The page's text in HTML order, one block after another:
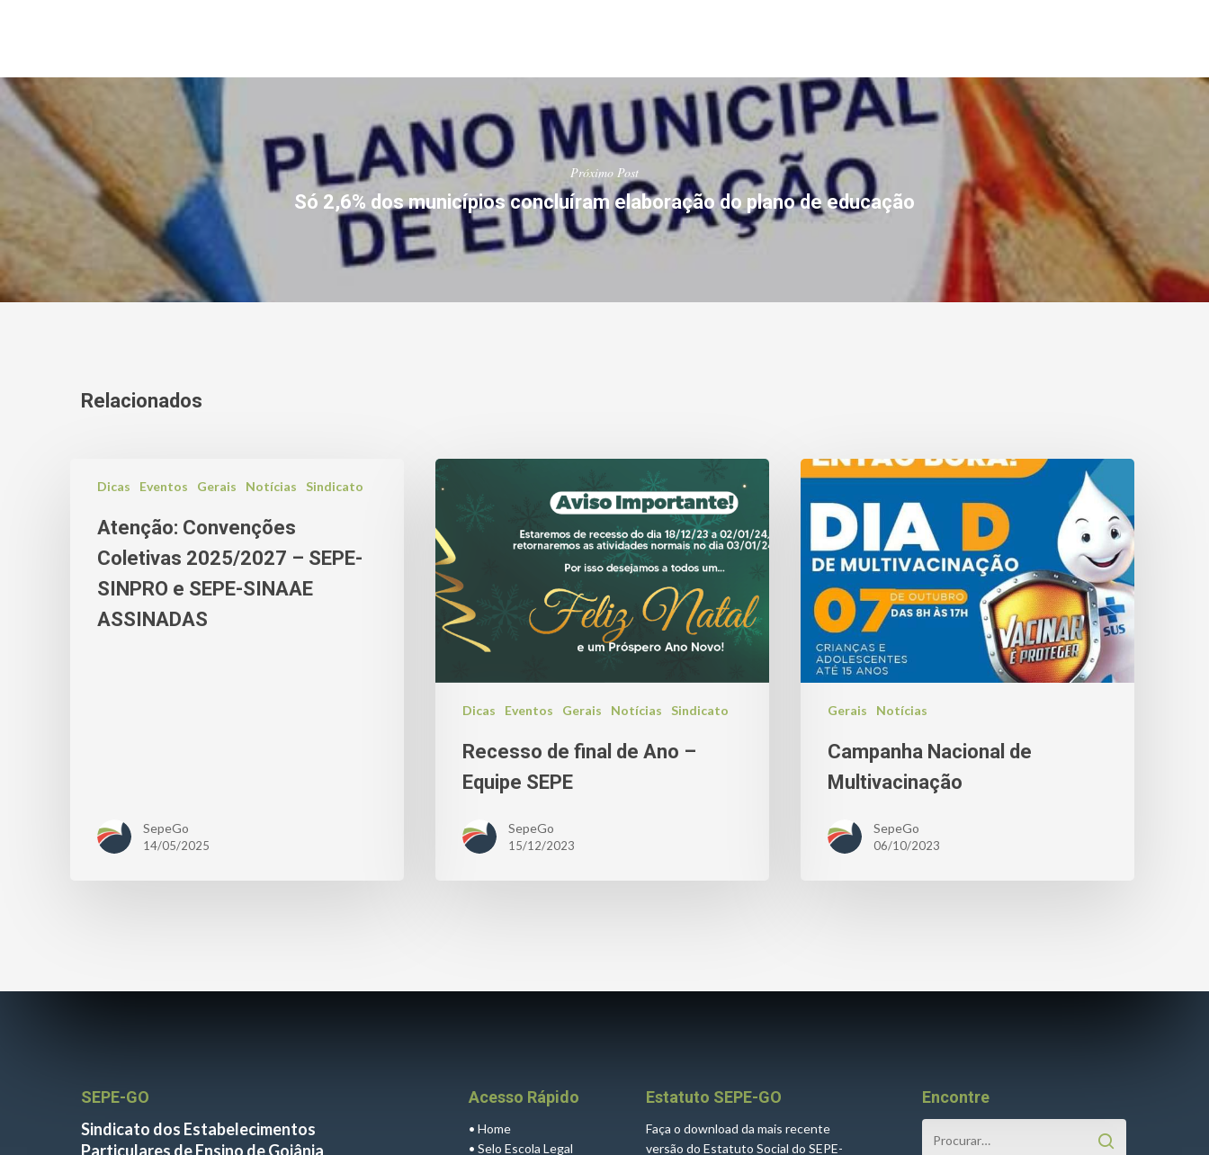
Próximo Post
Só 2,6% dos municípios concluíram elaboração do plano de educação
Relacionados
Dicas Eventos Gerais Notícias Sindicato
Atenção: Convenções
Coletivas 2025/2027 – SEPE-
SINPRO e SEPE-SINAAE
ASSINADAS
SepeGo
14/05/2025
Dicas Eventos Gerais Notícias Sindicato
Recesso de final de Ano –
Equipe SEPE
SepeGo
15/12/2023
Gerais Notícias
Campanha Nacional de
Multivacinação
SepeGo
06/10/2023
SEPE-GO
Sindicato dos Estabelecimentos
Particulares de Ensino de Goiânia
Acesso Rápido
• Home
• Selo Escola Legal
Estatuto SEPE-GO
Faça o download da mais recente
versão do Estatuto Social do SEPE-
Encontre